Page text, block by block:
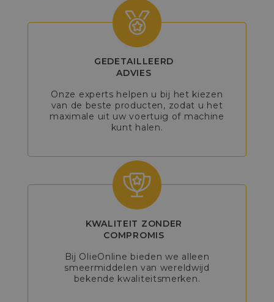
GEDETAILLEERD
ADVIES
Onze experts helpen u bij het kiezen
van de beste producten, zodat u het
maximale uit uw voertuig of machine
kunt halen.
KWALITEIT ZONDER
COMPROMIS
Bij OlieOnline bieden we alleen
smeermiddelen van wereldwijd
bekende kwaliteitsmerken.